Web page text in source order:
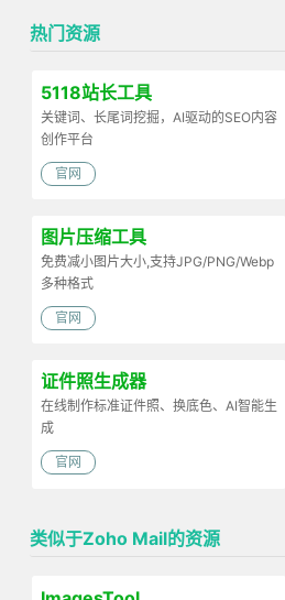
热门资源
5118站长工具
关键词、长尾词挖掘，AI驱动的SEO内容
创作平台
官网
图片压缩工具
免费减小图片大小,支持JPG/PNG/Webp
多种格式
官网
证件照生成器
在线制作标准证件照、换底色、AI智能生
成
官网
类似于Zoho Mail的资源